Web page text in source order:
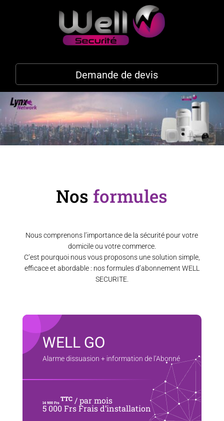
Demande de devis
Nos formules
Nous comprenons l’importance de la sécurité pour votre
domicile ou votre commerce.
C’est pourquoi nous vous proposons une solution simple,
efficace et abordable : nos formules d’abonnement WELL
SECURITE.
WELL GO
Alarme dissuasion + information de l’Abonné
14 900 Frs TTC/ par mois
5 000 Frs Frais d’installation